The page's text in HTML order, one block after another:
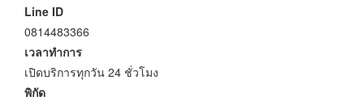
Line ID
0814483366
เวลาทำการ
เปิดบริการทุกวัน 24 ชั่วโมง
พิกัด